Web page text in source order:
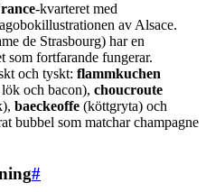
-kvarteret med
av Alsace.
de Strasbourg) har en
som fortfarande fungerar.
och tyskt: flammkuchen
och bacon), choucroute
baeckeoffe (köttgryta) och
bubbel som matchar champagne
#